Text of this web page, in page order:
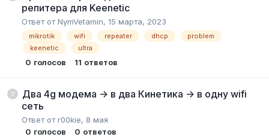
репитера для Keenetic
Ответ отNymVetamin, 15 марта, 2023
mikrotik wifi repeater dhcp
problem
keenetic
ultra
0 голосов 11 ответов
Два 4g модема -> в два Кинетика -> в одну wifi
сеть
Ответ отr00kie, 8 мая
0 голосов 0 ответов